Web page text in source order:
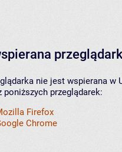
nie jest wspierana w
poniższych przeglądarek:
Firefox
Chrome